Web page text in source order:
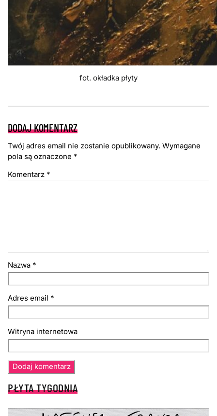
fot. okładka płyty
DODAJ KOMENTARZ
Twój adres email nie zostanie opublikowany. Wymagane
pola są oznaczone *
Komentarz *
Nazwa *
Adres email *
Witryna internetowa
PŁYTA TYGODNIA